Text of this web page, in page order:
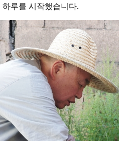
루를 시작했습니다.